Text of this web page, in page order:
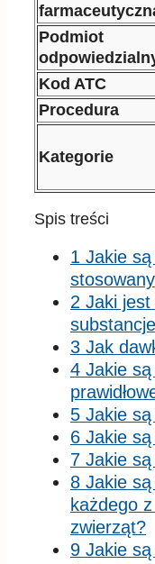
Podmiot
Kod ATC
Procedura
Kategorie
Spis treści
1 Jakie
2 Jaki jest
3 Jak
4 Jakie
5 Jakie
6 Jakie są
7 Jakie
8 Jakie
każdego
zwierząt?
9 Jakie